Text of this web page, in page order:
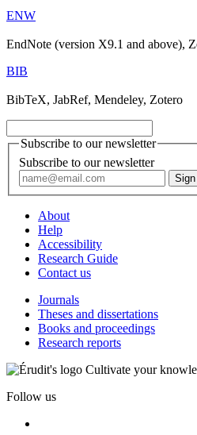
ENW
EndNote (version X9.1 and above),
BIB
BibTeX, JabRef, Mendeley, Zotero
Subscribe to our newsletter
Subscribe to our newsletter
About
Help
Accessibility
Research Guide
Contact us
Journals
Theses and dissertations
Books and proceedings
Research reports
Cultivate your
Follow us